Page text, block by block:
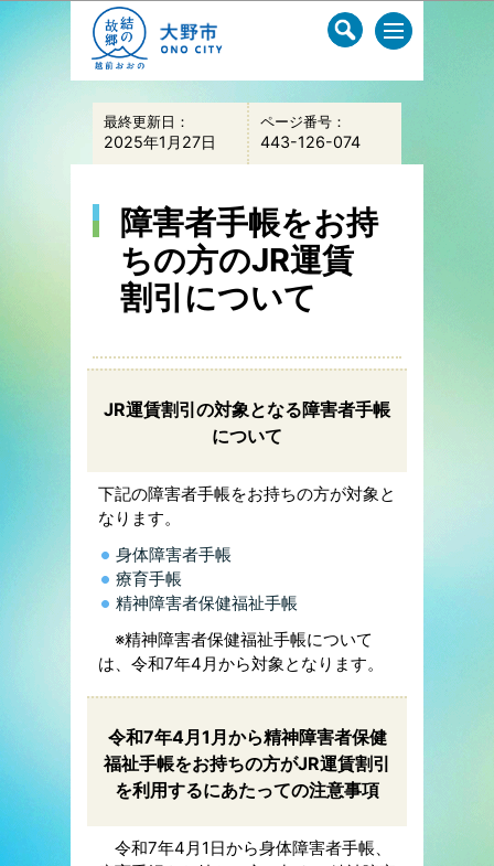
このページの本文へ移動
最終更新日：
2025年1月27日
ページ番号：
443-126-074
障害者手帳をお持
ちの方のJR運賃
割引について
JR運賃割引の対象となる障害者手帳
について
下記の障害者手帳をお持ちの方が対象と
なります。
身体障害者手帳
療育手帳
精神障害者保健福祉手帳
※精神障害者保健福祉手帳について
は、令和7年4月から対象となります。
令和7年4月1月から精神障害者保健
福祉手帳をお持ちの方がJR運賃割引
を利用するにあたっての注意事項
令和7年4月1日から身体障害者手帳、